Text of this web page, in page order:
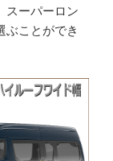
スーパーロン
ぶことができ